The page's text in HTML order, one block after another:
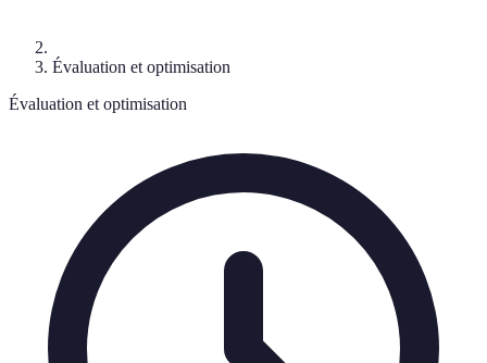
Évaluation et optimisation
Évaluation et optimisation